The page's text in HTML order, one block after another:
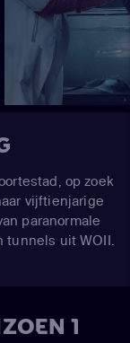
op zoek
vijftienjarige
paranormale
tunnels uit WOII.
1